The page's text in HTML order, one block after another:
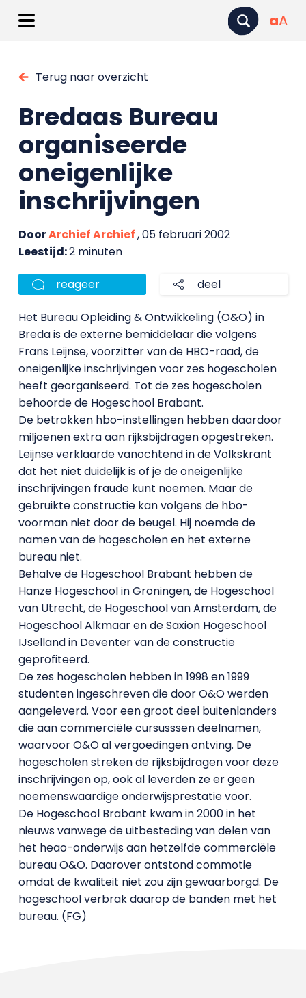
aA
Terug naar overzicht
Bredaas Bureau
organiseerde
oneigenlijke
inschrijvingen
DoorArchief Archief, 05 februari 2002
Leestijd:2 minuten
reageer deel
Het Bureau Opleiding & Ontwikkeling (O&O) in
Breda is de externe bemiddelaar die volgens
Frans Leijnse, voorzitter van de HBO-raad, de
oneigenlijke inschrijvingen voor zes hogescholen
heeft georganiseerd. Tot de zes hogescholen
behoorde de Hogeschool Brabant.
De betrokken hbo-instellingen hebben daardoor
miljoenen extra aan rijksbijdragen opgestreken.
Leijnse verklaarde vanochtend in de Volkskrant
dat het niet duidelijk is of je de oneigenlijke
inschrijvingen fraude kunt noemen. Maar de
gebruikte constructie kan volgens de hbo-
voorman niet door de beugel. Hij noemde de
namen van de hogescholen en het externe
bureau niet.
Behalve de Hogeschool Brabant hebben de
Hanze Hogeschool in Groningen, de Hogeschool
van Utrecht, de Hogeschool van Amsterdam, de
Hogeschool Alkmaar en de Saxion Hogeschool
IJselland in Deventer van de constructie
geprofiteerd.
De zes hogescholen hebben in 1998 en 1999
studenten ingeschreven die door O&O werden
aangeleverd. Voor een groot deel buitenlanders
die aan commerciële cursusssen deelnamen,
waarvoor O&O al vergoedingen ontving. De
hogescholen streken de rijksbijdragen voor deze
inschrijvingen op, ook al leverden ze er geen
noemenswaardige onderwijsprestatie voor.
De Hogeschool Brabant kwam in 2000 in het
nieuws vanwege de uitbesteding van delen van
het heao-onderwijs aan hetzelfde commerciële
bureau O&O. Daarover ontstond commotie
omdat de kwaliteit niet zou zijn gewaarborgd. De
hogeschool verbrak daarop de banden met het
bureau. (FG)